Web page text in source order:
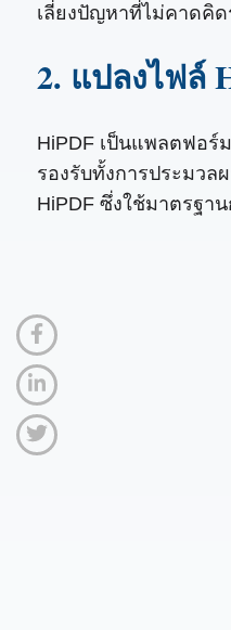
เลี่ยงปัญหาที่ไม่คาดคิด
2. แปลงไฟล์
HiPDF เป็นแพลตฟอร์
รองรับทั้งการประมว
HiPDF ซึ่งใช้มาตรฐา